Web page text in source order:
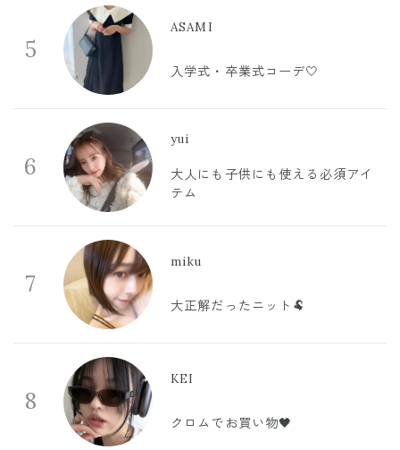
5
ASAMI
入学式・卒業式コーデ🤍
6
yui
大人にも子供にも使える必須アイ
テム
7
miku
大正解だったニット🐏
8
KEI
クロムでお買い物🖤